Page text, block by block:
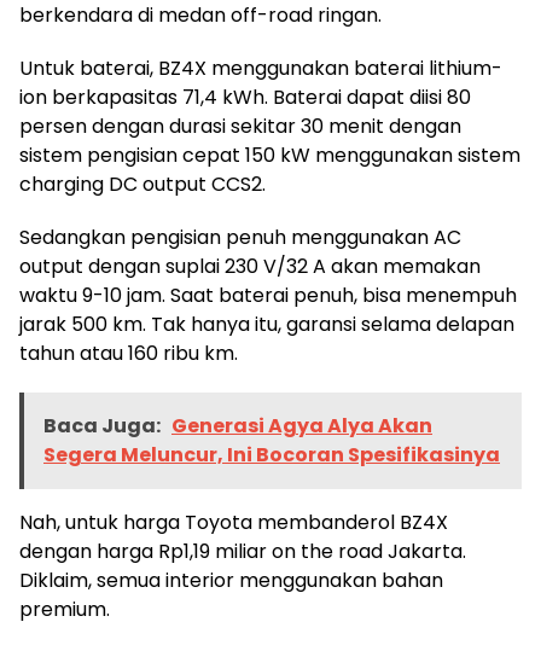
berkendara di medan off-road ringan.
Untuk baterai, BZ4X menggunakan baterai lithium-
ion berkapasitas 71,4 kWh. Baterai dapat diisi 80
persen dengan durasi sekitar 30 menit dengan
sistem pengisian cepat 150 kW menggunakan sistem
charging DC output CCS2.
Sedangkan pengisian penuh menggunakan AC
output dengan suplai 230 V/32 A akan memakan
waktu 9-10 jam. Saat baterai penuh, bisa menempuh
jarak 500 km. Tak hanya itu, garansi selama delapan
tahun atau 160 ribu km.
Baca Juga: Generasi Agya Alya Akan
Segera Meluncur, Ini Bocoran Spesifikasinya
Nah, untuk harga Toyota membanderol BZ4X
dengan harga Rp1,19 miliar on the road Jakarta.
Diklaim, semua interior menggunakan bahan
premium.